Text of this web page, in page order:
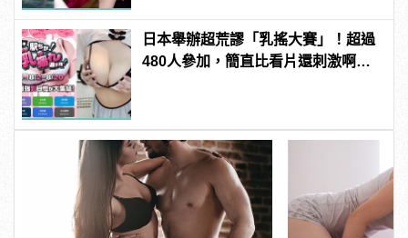
日本舉辦超荒謬「乳搖大賽」！超過
480人參加，簡直比看片還刺激啊！ |